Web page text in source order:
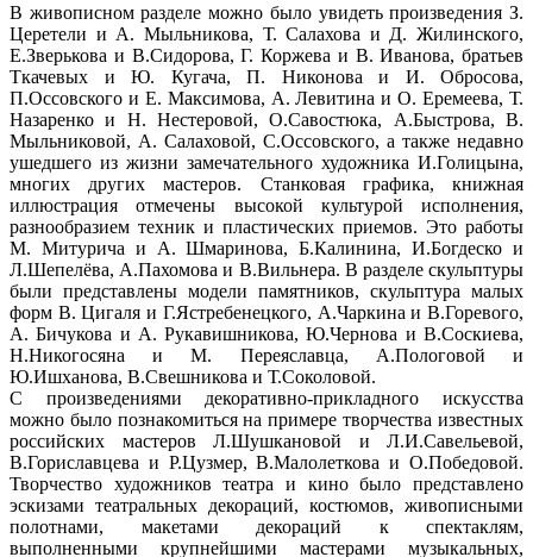
В живописном разделе можно было увидеть произведения З.
Церетели и А. Мыльникова, Т. Салахова и Д. Жилинского,
Е.Зверькова и В.Сидорова, Г. Коржева и В. Иванова, братьев
Ткачевых и Ю. Кугача, П. Никонова и И. Обросова,
П.Оссовского и Е. Максимова, А. Левитина и О. Еремеева, Т.
Назаренко и Н. Нестеровой, О.Савостюка, А.Быстрова, В.
Мыльниковой, А. Салаховой, С.Оссовского, а также недавно
ушедшего из жизни замечательного художника И.Голицына,
многих других мастеров. Станковая графика, книжная
иллюстрация отмечены высокой культурой исполнения,
разнообразием техник и пластических приемов. Это работы
М. Митурича и А. Шмаринова, Б.Калинина, И.Богдеско и
Л.Шепелёва, А.Пахомова и В.Вильнера. В разделе скульптуры
были представлены модели памятников, скульптура малых
форм В. Цигаля и Г.Ястребенецкого, А.Чаркина и В.Горевого,
А. Бичукова и А. Рукавишникова, Ю.Чернова и В.Соскиева,
Н.Никогосяна и М. Переяславца, А.Пологовой и
Ю.Ишханова, В.Свешникова и Т.Соколовой.
С произведениями декоративно-прикладного искусства
можно было познакомиться на примере творчества известных
российских мастеров Л.Шушкановой и Л.И.Савельевой,
В.Гориславцева и Р.Цузмер, В.Малолеткова и О.Победовой.
Творчество художников театра и кино было представлено
эскизами театральных декораций, костюмов, живописными
полотнами, макетами декораций к спектаклям,
выполненными крупнейшими мастерами музыкальных,